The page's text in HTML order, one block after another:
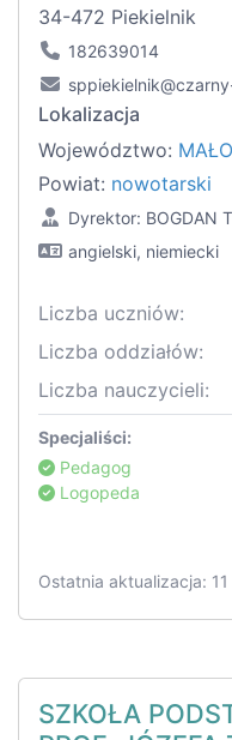
34-472 Piekielnik
182639014
Lokalizacja
Województwo:
Powiat: nowotarski
Dyrektor: BOGDAN
angielski, niemiecki
Liczba uczniów:
Liczba oddziałów:
Liczba nauczycieli:
Specjaliści:
Pedagog
Logopeda
Ostatnia aktualizacja:
SZKOŁA